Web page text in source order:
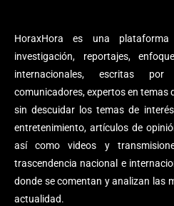
HoraxHora es una
investigación, reportajes,
internacionales, escritas por
comunicadores, expertos en temas
sin descuidar los temas de
entretenimiento, artículos de
así como videos y
trascendencia nacional e
donde se comentan y analizan las
actualidad.